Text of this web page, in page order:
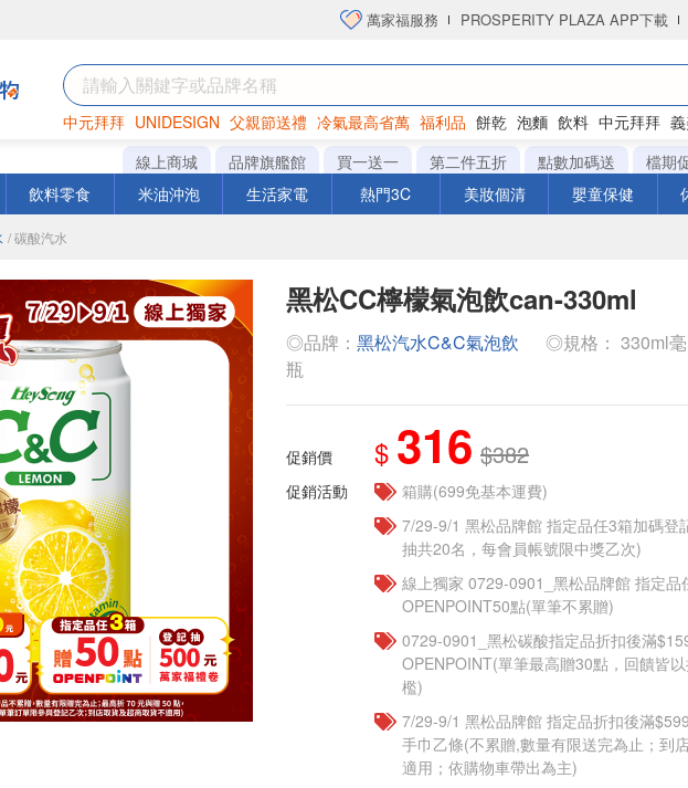
萬家福服務 PROSPERITY PLAZA APP下載
中元拜拜 UNIDESIGN 父親節送禮 冷氣最高省萬 福利品 餅乾 泡麵 飲料 中元拜拜
罐頭 海苔 洋芋片
線上商城 品牌旗艦館 買一送一 第二件五折 點數加碼送
檔期
飲料零食 米油沖泡 生活家電 熱門3C 美妝個清 嬰童保健
/ 碳酸汽水
黑松CC檸檬氣泡飲can-330ml
◎品牌： 黑松汽水C&C氣泡飲
◎規格： 330ml
瓶
促銷價 $ 316 $382
促銷活動
箱購(699免基本運費)
7/29-9/1 黑松品牌館 指定品任3箱加碼登
抽共20名，每會員帳號限中獎乙次)
線上獨家 0729-0901_黑松品牌館 指定品
OPENPOINT50點(單筆不累贈)
0729-0901_黑松碳酸指定品折扣後滿
OPENPOINT(單筆最高贈30點，回饋皆
檻)
7/29-9/1 黑松品牌館 指定品折扣後滿
手巾乙條(不累贈,數量有限送完為止；到
適用；依購物車帶出為主)